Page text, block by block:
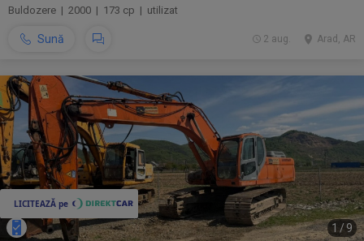
Buldozere | 2000 | 173 cp | utilizat
Sună Arad, AR
2 aug.
1 / 9